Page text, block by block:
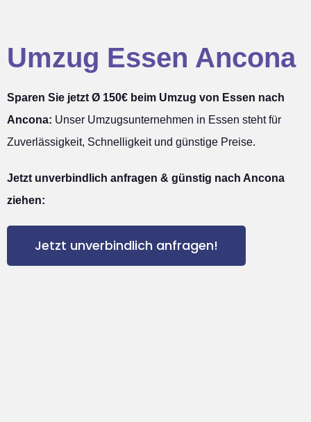
Umzug Essen Ancona
Sparen Sie jetzt Ø 150€ beim Umzug von Essen nach
Ancona: Unser Umzugsunternehmen in Essen steht für
Zuverlässigkeit, Schnelligkeit und günstige Preise.
Jetzt unverbindlich anfragen & günstig nach Ancona
ziehen:
Jetzt unverbindlich anfragen!